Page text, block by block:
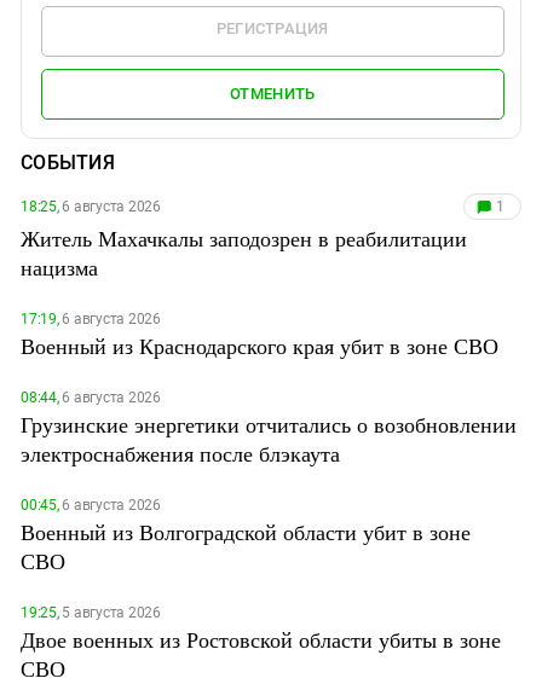
РЕГИСТРАЦИЯ
ОТМЕНИТЬ
СОБЫТИЯ
18:25,6 августа 2026 1
Житель Махачкалы заподозрен в реабилитации
нацизма
17:19,6 августа 2026
Военный из Краснодарского края убит в зоне СВО
08:44,6 августа 2026
Грузинские энергетики отчитались о возобновлении
электроснабжения после блэкаута
00:45,6 августа 2026
Военный из Волгоградской области убит в зоне
СВО
19:25,5 августа 2026
Двое военных из Ростовской области убиты в зоне
СВО